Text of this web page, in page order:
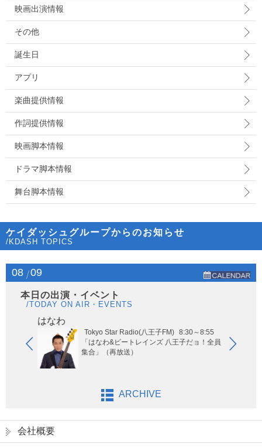
映画出演情報
その他
誕生日
アプリ
楽曲提供情報
作詞提供情報
映画脚本情報
ドラマ脚本情報
舞台脚本情報
ケイダッシュグループからのお知らせ
/KDASH TOPICS
08 09
本日の出演・イベント
/TODAY ON AIR・EVENTS
はなわ
Tokyo Star Radio(八王子FM) 8:30～8:55
「はなわ&ビートレインズ 八王子だョ！全員
集合」（再放送）
ARCHIVE
会社概要